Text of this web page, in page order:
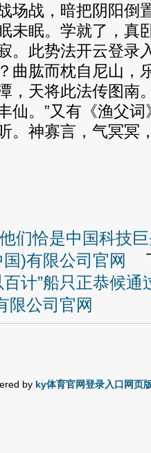
场战，暗把阴阳倒
未眠。学就了，真
。此势法开云登录
曲肱而枕自尼山，
，天将此法传图南
仙。”又有《渔父词
。神寡言，气冥冥
们恰是中国科技
)有限公司官网
百计”船只正恭候
限公司官网
by ky体育官网登录入口网页